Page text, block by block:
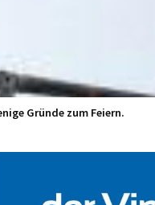
Gründe zum Feiern.